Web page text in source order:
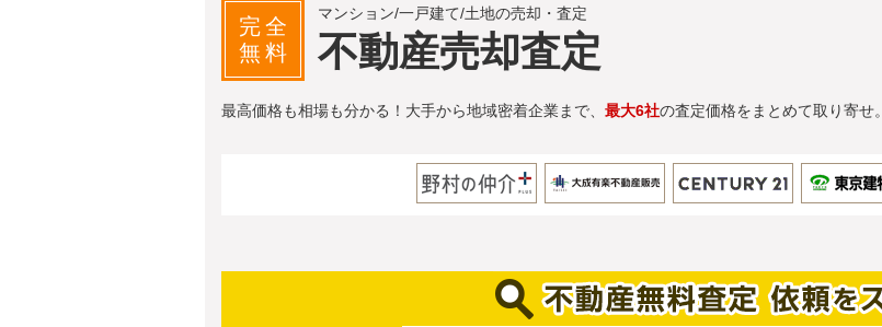
完全
無料
マンション/一戸建て/土地の売却・査定
不動産売却査定
最高価格も相場も分かる！大手から地域密着企業まで、 最大6社の査定価格をまとめて取り寄せ。